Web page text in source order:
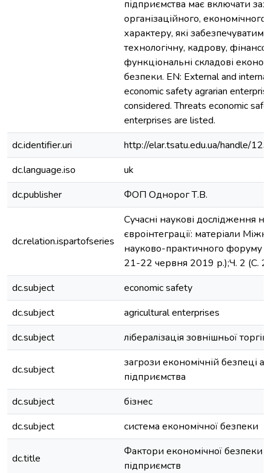
підприємства має включати
організаційного, економічного
характеру, які
технологічну, кадрову,
функціональні складові
безпеки. EN: External and
economic safety agrarian
considered. Threats economic
enterprises are listed.
dc.identifier.uri
http://elar.tsatu.edu.ua/handle/
dc.language.iso
uk
dc.publisher
ФОП Однорог Т.В.
dc.relation.ispartofseries
Сучасні наукові дослідження
євроінтеграції: матеріали
науково-практичного форуму
21-22 червня 2019 р.);Ч. 2 (С.
dc.subject
economic safety
dc.subject
agricultural enterprises
dc.subject
лібералізація зовнішньої
dc.subject
загрози економічній безпеці
підприємства
dc.subject
бізнес
dc.subject
система економічної безпеки
dc.title
Фактори економічної безпеки
підприємств